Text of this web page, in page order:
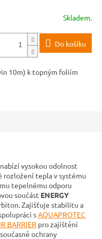
Skladem.
Do košíku
10m) k topným foliím
nabízí vysokou odolnost
rozložení tepla v systému
tepelnému odporu
součást ENERGY
Zajišťuje stabilitu a
sAQUAPROTEC
BARRIER pro zajištění
ochrany